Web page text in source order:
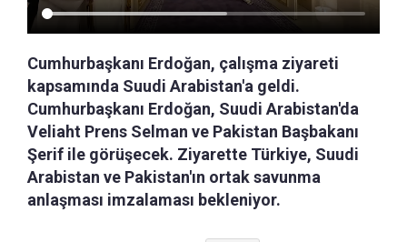
Cumhurbaşkanı Erdoğan, çalışma ziyareti
kapsamında Suudi Arabistan'a geldi.
Cumhurbaşkanı Erdoğan, Suudi Arabistan'da
Veliaht Prens Selman ve Pakistan Başbakanı
Şerif ile görüşecek. Ziyarette Türkiye, Suudi
Arabistan ve Pakistan'ın ortak savunma
anlaşması imzalaması bekleniyor.